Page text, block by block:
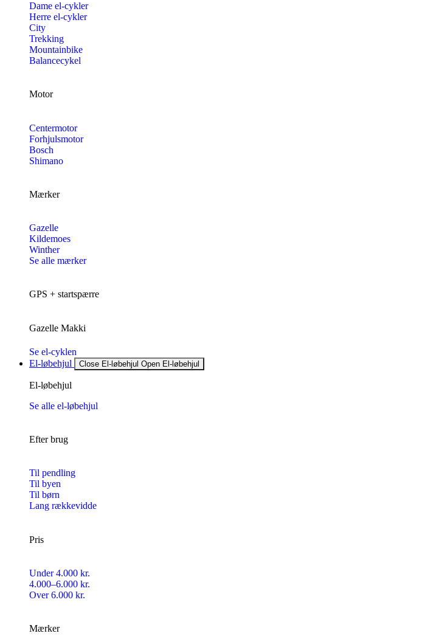
Dame el-cykler
Herre el-cykler
City
Trekking
Mountainbike
Balancecykel
Motor
Centermotor
Forhjulsmotor
Bosch
Shimano
Mærker
Gazelle
Kildemoes
Winther
Se alle mærker
GPS + startspærre
Gazelle Makki
Se el-cyklen
El-løbehjul
Close El-løbehjul Open El-løbehjul
El-løbehjul
Se alle el-løbehjul
Efter brug
Til pendling
Til byen
Til børn
Lang rækkevidde
Pris
Under 4.000 kr.
4.000–6.000 kr.
Over 6.000 kr.
Mærker